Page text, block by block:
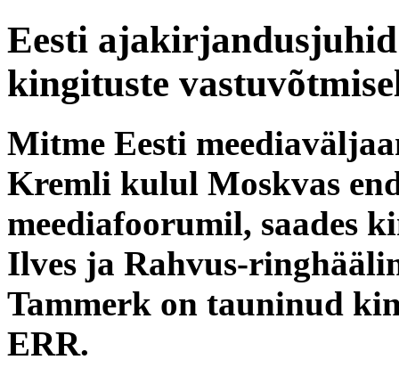
Eesti
kingituste
Mitme Eesti
Kremli kulul Moskvas
meediafoorumil, saades
Ilves ja Rahvus-
Tammerk on tauninud
ERR.